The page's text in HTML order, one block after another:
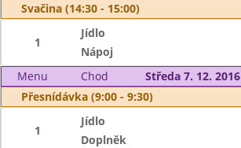
Svačina (14:30 - 15:00)
1
Jídlo
Nápoj
Menu
Chod
Středa 7. 12. 2016
Přesnídávka (9:00 - 9:30)
1
Jídlo
Doplněk